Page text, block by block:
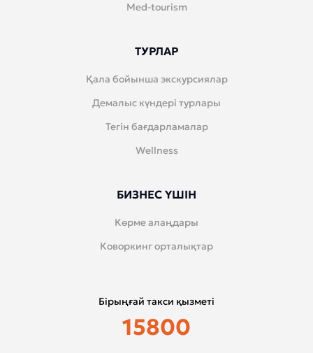
Med-tourism
ТУРЛАР
Қала бойынша экскурсиялар
Демалыс күндері турлары
Тегін бағдарламалар
Wellness
БИЗНЕС ҮШІН
Көрме алаңдары
Коворкинг орталықтар
Бірыңғай такси қызметі
15800